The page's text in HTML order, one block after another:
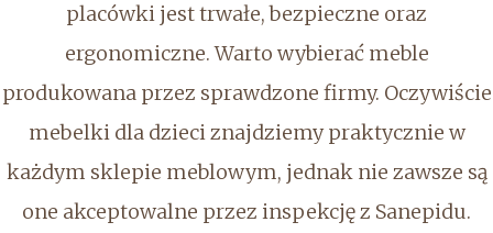
placówki jest trwałe, bezpieczne oraz
ergonomiczne. Warto wybierać meble
produkowana przez sprawdzone firmy. Oczywiście
mebelki dla dzieci znajdziemy praktycznie w
każdym sklepie meblowym, jednak nie zawsze są
one akceptowalne przez inspekcję z Sanepidu.